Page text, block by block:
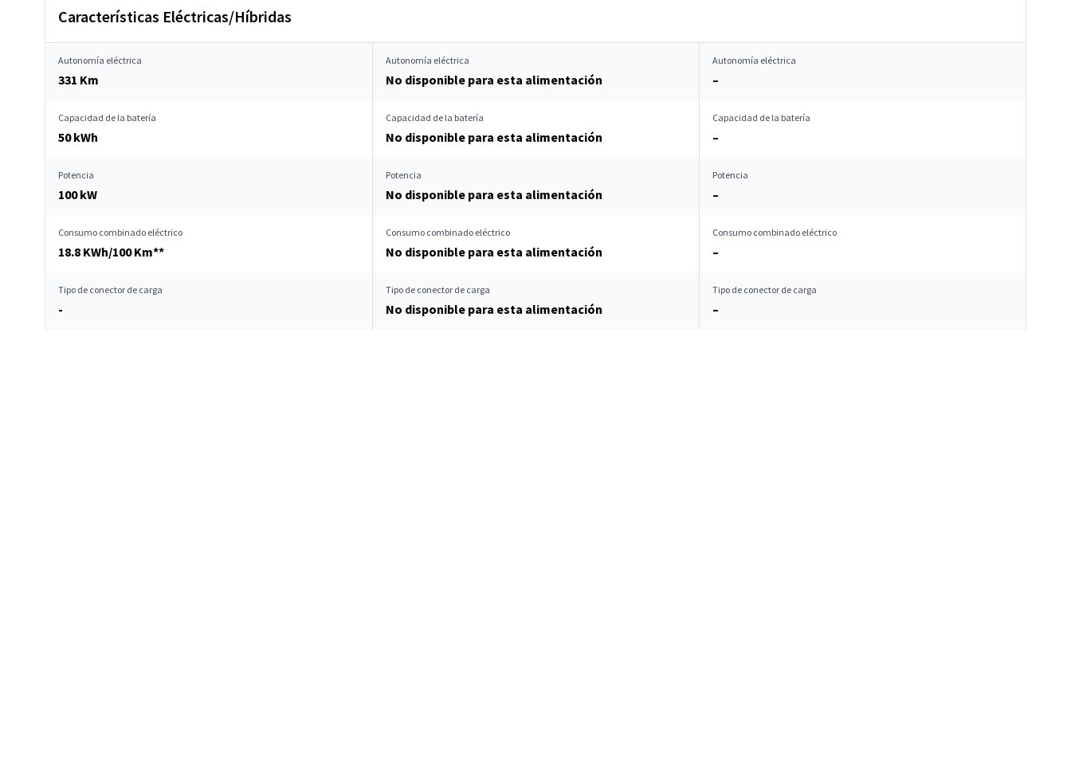
Características Eléctricas/Híbridas
Autonomía eléctrica
331 Km
Autonomía eléctrica
No disponible para esta alimentación
Autonomía eléctrica
–
Capacidad de la batería
50 kWh
Capacidad de la batería
No disponible para esta alimentación
Capacidad de la batería
–
Potencia
100 kW
Potencia
No disponible para esta alimentación
Potencia
–
Consumo combinado eléctrico
18.8 KWh/100 Km**
Consumo combinado eléctrico
No disponible para esta alimentación
Consumo combinado eléctrico
–
Tipo de conector de carga
-
Tipo de conector de carga
No disponible para esta alimentación
Tipo de conector de carga
–